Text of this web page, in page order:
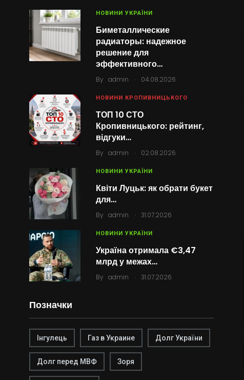
НОВИНИ УКРАЇНИ
Биметаллические
радиаторы: надежное
решение для
эффективного…
By admin . 04.08.2026
НОВИНИ КРОПИВНИЦЬКОГО
ТОП 10 СТО
Кропивницького: рейтинг,
відгуки…
By admin . 02.08.2026
НОВИНИ УКРАЇНИ
Квіти Луцьк: як обрати букет
для…
By admin . 31.07.2026
НОВИНИ УКРАЇНИ
Україна отримала €3,47
млрд у межах…
By admin . 31.07.2026
Позначки
Інгулець Газ в Украине Долг України
Долг перед МВФ Зоря